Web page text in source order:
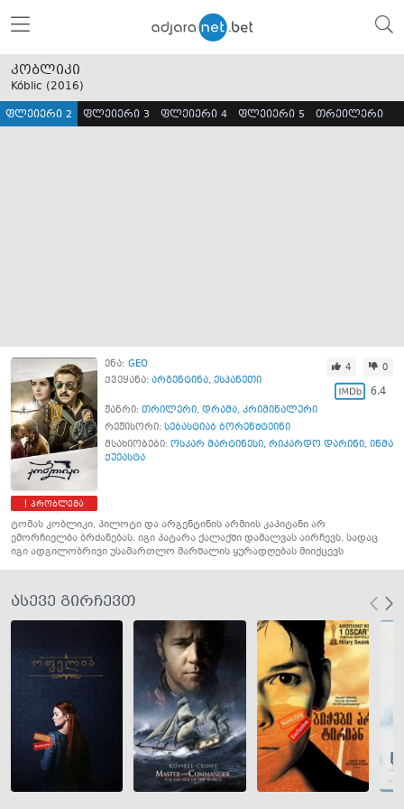
კობლიკი
Kóblic (2016)
ფლეიერი 2 ფლეიერი 3 ფლეიერი 4 ფლეიერი 5 თრეილერი
პრობლემა
ენა: GEO
ქვეყანა: არგენტინა, ესპანეთი
4 0
6.4
ჟანრი: თრილერი, დრამა, კრიმინალური
რეჟისორი: სებასტიაბ ბორენშტეინი
მსახიობები: ოსკარ მარტინესი, რიკარდო დარინი, ინმა
ქუეასტა
ტომას კობლიკი, პილოტი და არგენტინის არმიის კაპიტანი არ
ემორჩიელბა ბრძანებას. იგი პატარა ქალაქში დამალვას აირჩევს, სადაც
იგი ადგილობრივი უსამართლო მარშალის ყურადღებას მიიქცევს
ასევე გირჩევთ